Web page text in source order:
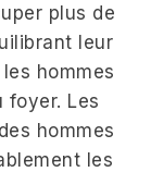
plus de
leur
hommes
foyer. Les
hommes
les